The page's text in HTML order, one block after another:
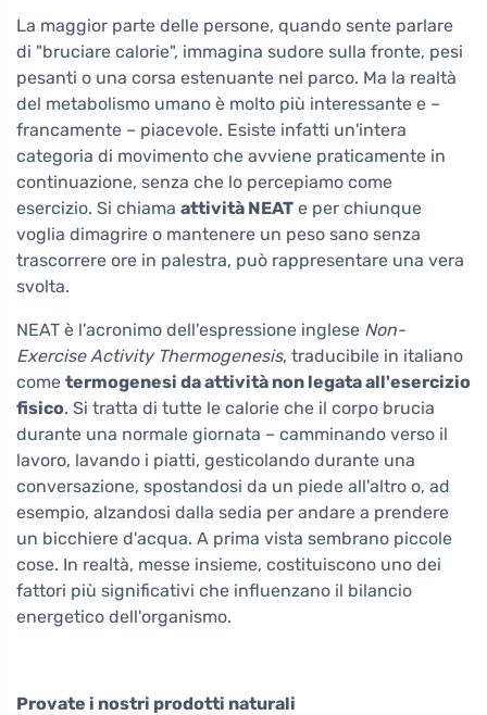
La maggior parte delle persone, quando sente parlare
di "bruciare calorie", immagina sudore sulla fronte, pesi
pesanti o una corsa estenuante nel parco. Ma la realtà
del metabolismo umano è molto più interessante e –
francamente – piacevole. Esiste infatti un'intera
categoria di movimento che avviene praticamente in
continuazione, senza che lo percepiamo come
esercizio. Si chiama attività NEAT e per chiunque
voglia dimagrire o mantenere un peso sano senza
trascorrere ore in palestra, può rappresentare una vera
svolta.
NEAT è l'acronimo dell'espressione inglese Non-
Exercise Activity Thermogenesis, traducibile in italiano
come termogenesi da attività non legata all'esercizio
fisico. Si tratta di tutte le calorie che il corpo brucia
durante una normale giornata – camminando verso il
lavoro, lavando i piatti, gesticolando durante una
conversazione, spostandosi da un piede all'altro o, ad
esempio, alzandosi dalla sedia per andare a prendere
un bicchiere d'acqua. A prima vista sembrano piccole
cose. In realtà, messe insieme, costituiscono uno dei
fattori più significativi che influenzano il bilancio
energetico dell'organismo.
Provate i nostri prodotti naturali